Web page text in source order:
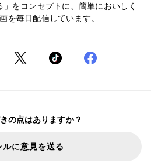
」をコンセプトに、簡単においしく
を毎日配信しています。
の点はありますか？
ルに意見を送る